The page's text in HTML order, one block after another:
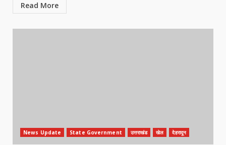
Read More
News Update State Government उत्तराखंड खेल देहरादून